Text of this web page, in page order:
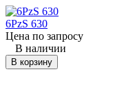
6PzS 630
Цена по запросу
В наличии
В корзину